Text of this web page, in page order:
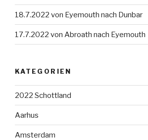
18.7.2022 von Eyemouth nach Dunbar
17.7.2022 von Abroath nach Eyemouth
KATEGORIEN
2022 Schottland
Aarhus
Amsterdam